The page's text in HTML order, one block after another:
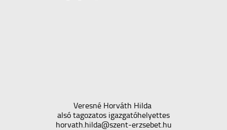
Veresné Horváth Hilda
alsó tagozatos igazgatóhelyettes
horvath.hilda@szent-erzsebet.hu